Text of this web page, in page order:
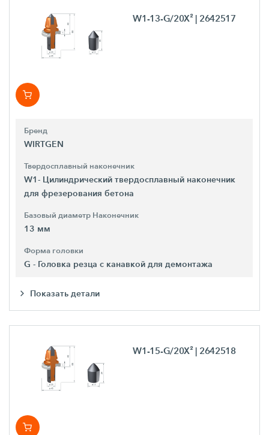
W1-13-G/20X² | 2642517
Бренд
WIRTGEN
Твердосплавный наконечник
W1- Цилиндрический твердосплавный наконечник
для фрезерования бетона
Базовый диаметр Наконечник
13 мм
Форма головки
G - Головка резца с канавкой для демонтажа
Показать детали
W1-15-G/20X² | 2642518